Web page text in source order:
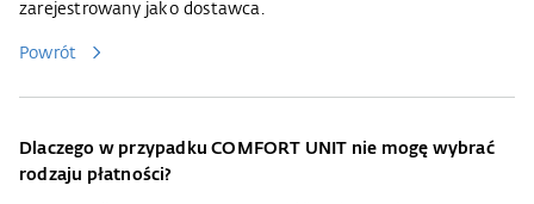
zarejestrowany jako dostawca.
Powrót
Dlaczego w przypadku COMFORT UNIT nie mogę wybrać
rodzaju płatności?